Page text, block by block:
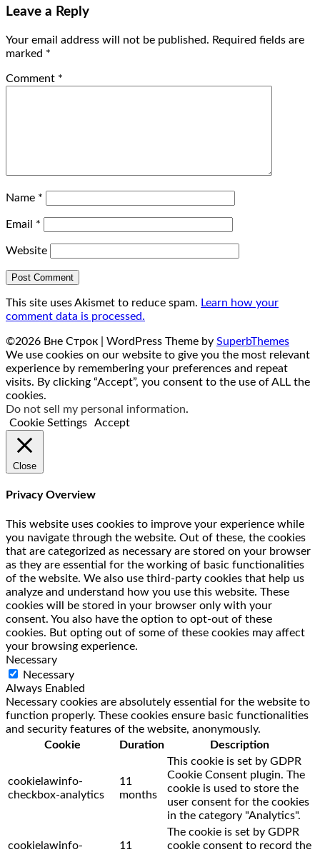
Leave a Reply
Your email address will not be published. Required fields are
marked *
Comment *
Name *
Email *
Website
This site uses Akismet to reduce spam. Learn how your
comment data is processed.
©2026 Вне Строк | WordPress Theme by SuperbThemes
We use cookies on our website to give you the most relevant
experience by remembering your preferences and repeat
visits. By clicking “Accept”, you consent to the use of ALL the
cookies.
Do not sell my personal information.
Cookie Settings
Accept
Close
Privacy Overview
This website uses cookies to improve your experience while
you navigate through the website. Out of these, the cookies
that are categorized as necessary are stored on your browser
as they are essential for the working of basic functionalities
of the website. We also use third-party cookies that help us
analyze and understand how you use this website. These
cookies will be stored in your browser only with your
consent. You also have the option to opt-out of these
cookies. But opting out of some of these cookies may affect
your browsing experience.
Necessary
Necessary
Always Enabled
Necessary cookies are absolutely essential for the website to
function properly. These cookies ensure basic functionalities
and security features of the website, anonymously.
Cookie
Duration Description
cookielawinfo-
checkbox-analytics
11
months
This cookie is set by GDPR
Cookie Consent plugin. The
cookie is used to store the
user consent for the cookies
in the category "Analytics".
cookielawinfo-
11
The cookie is set by GDPR
cookie consent to record the